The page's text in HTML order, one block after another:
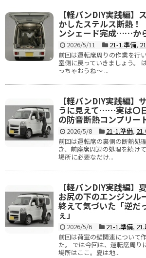
【軽バンDIY実践編】
かしたステルス断熱
ンシェード完成……か
2026/5/11 21-1.準備,
前回は運転席周りの作業を行
室側に戻っていきましょう。
っちゃおうね～ ...
【軽バンDIY実践編】
うに見えて……実は〇
の防音断熱コンプリー
2026/5/8 21-1.準備,
前回は運転席の裏側の断熱処
き、前座席周辺の処理を続け
場所に必要なだけ...
【軽バンDIY実践編】
お尻の下のエンジンル
終えて気づいた「逆だ
ぇ」
2026/5/6 21-1.準備,
前回は荷室の壁関連について
た。 では今回は、運転席周り
場所はここ。夏は地...